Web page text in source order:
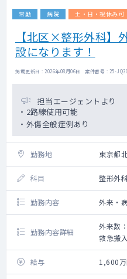
≪患者
※2025
4割はガ
ンの方
うの方
≪訪問
多い日
急変な
スケジ
≪診療
・基本
バー1
≪1日
・8:30
カンフ
※固定
常勤 病院 土・日・祝休み可
【北区×整形外科】
設になります！
掲載更新日 : 2026年08月06日 案件番号 : 25-
担当エージェントより
・2路線使用可能
・外傷全般症例あり
勤務地 東京都
科目 整形外
勤務内容 外来・
勤務内容詳細
外来数
救急搬
手術数
給与
1,600